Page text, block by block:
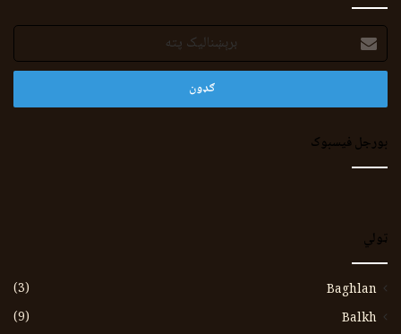
برېښنالیک
پته
بورجل فیسبوک
ټولي
Baghlan
(3)
Balkh
(9)